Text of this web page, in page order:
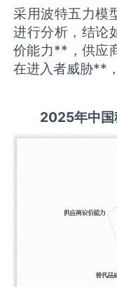
采用波特五力模
进行分析，结论
价能力**，供应
在进入者威胁**
2025年中国